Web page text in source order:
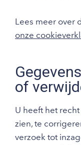
Lees meer over
onze
of
U heeft het
zien, te
verzoek tot